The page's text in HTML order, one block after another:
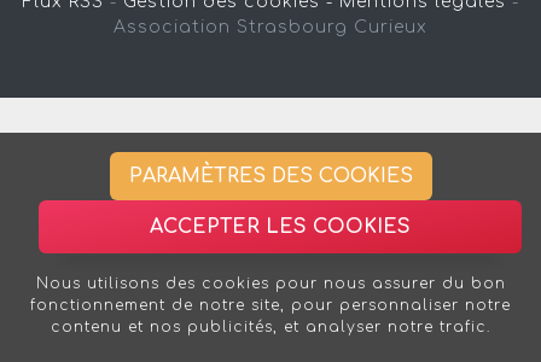
Association Strasbourg Curieux
PARAMÈTRES DES COOKIES
ACCEPTER LES COOKIES
Nous utilisons des cookies pour nous assurer du bon
fonctionnement de notre site, pour personnaliser notre
contenu et nos publicités, et analyser notre trafic.